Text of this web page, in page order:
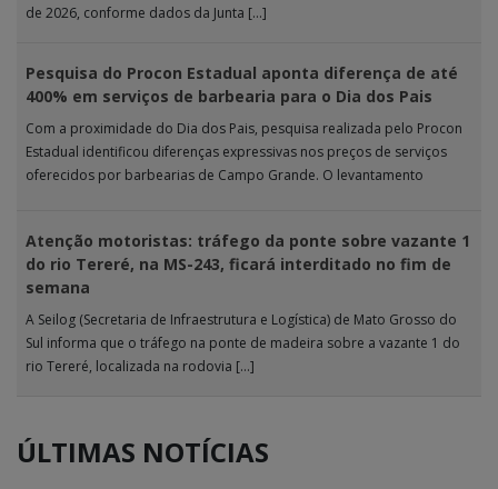
de 2026, conforme dados da Junta […]
Pesquisa do Procon Estadual aponta diferença de até
400% em serviços de barbearia para o Dia dos Pais
Com a proximidade do Dia dos Pais, pesquisa realizada pelo Procon
Estadual identificou diferenças expressivas nos preços de serviços
oferecidos por barbearias de Campo Grande. O levantamento
Atenção motoristas: tráfego da ponte sobre vazante 1
do rio Tereré, na MS-243, ficará interditado no fim de
semana
A Seilog (Secretaria de Infraestrutura e Logística) de Mato Grosso do
Sul informa que o tráfego na ponte de madeira sobre a vazante 1 do
rio Tereré, localizada na rodovia […]
ÚLTIMAS NOTÍCIAS